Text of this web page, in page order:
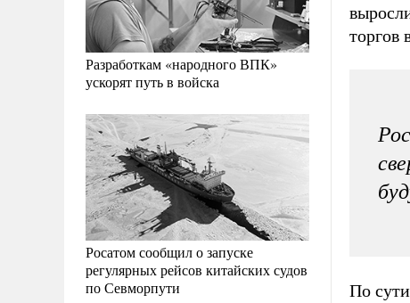
Разработкам «народного ВПК»
ускорят путь в войска
Росатом сообщил о запуске
регулярных рейсов китайских судов
по Севморпути
торгов
По